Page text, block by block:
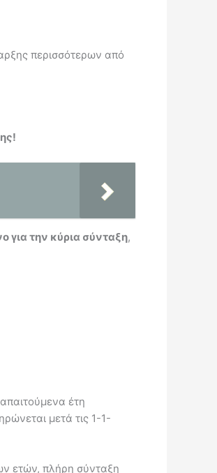
περισσότερων από
για την κύρια σύνταξη,
έτη
μετά τις 1-1-
ετών, πλήρη σύνταξη